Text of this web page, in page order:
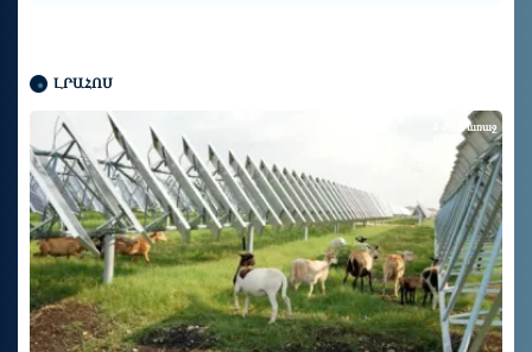
ԼՐԱՀՈՍ
4 ժամ առաջ